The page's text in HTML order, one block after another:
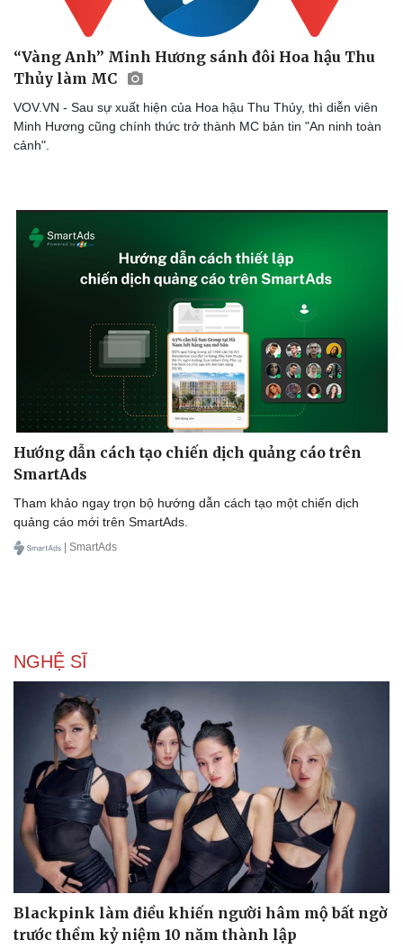
Du lịch
Tư vấn
Săn Tour
check-in
Podcast
Câu chuyện thời sự
Đọc truyện đêm khuya
Cửa sổ tình yêu
Kể chuyện cho bé
Hạt giống tâm hồn
“Vàng Anh” Minh Hương sánh đôi Hoa hậu Thu
Thủy làm MC
VOV.VN - Sau sự xuất hiện của Hoa hậu Thu Thủy, thì diễn viên
Minh Hương cũng chính thức trở thành MC bản tin "An ninh toàn
cảnh".
Hướng dẫn cách tạo chiến dịch quảng cáo trên
SmartAds
Tham khảo ngay trọn bộ hướng dẫn cách tạo một chiến dịch
quảng cáo mới trên SmartAds.
| SmartAds
NGHỆ SĨ
Blackpink làm điều khiến người hâm mộ bất ngờ
trước thềm kỷ niệm 10 năm thành lập